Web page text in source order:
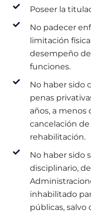
Poseer la
No padecer
limitación
desempeño
funciones.
No haber sido
penas
años, a menos
cancelación
rehabilitación.
No haber sido
disciplinario,
inhabilitado
públicas,